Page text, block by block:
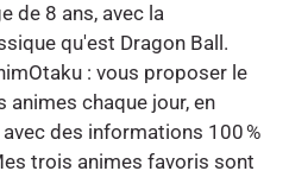
de 8 ans, avec la
qu'est Dragon Ball.
: vous proposer le
animes chaque jour, en
des informations 100 %
trois animes favoris sont